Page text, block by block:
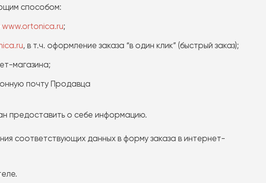
способом:
www.ortonica.ru;
, в т.ч. оформление заказа “в один клик” (быстрый заказ);
магазина;
почту Продавца
предоставить о себе информацию.
соответствующих данных в форму заказа в интернет-